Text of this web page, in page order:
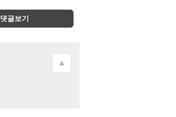
댓글보기
▲